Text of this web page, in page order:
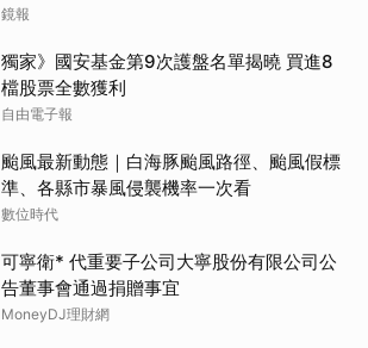
鏡報
獨家》國安基金第9次護盤名單揭曉 買進8
檔股票全數獲利
自由電子報
颱風最新動態｜白海豚颱風路徑、颱風假標
準、各縣市暴風侵襲機率一次看
數位時代
可寧衛* 代重要子公司大寧股份有限公司公
告董事會通過捐贈事宜
MoneyDJ理財網